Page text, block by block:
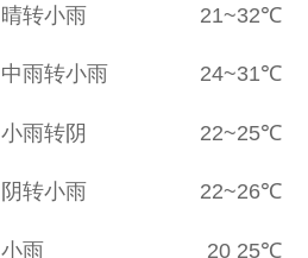
晴转小雨 21~32℃
中雨转小雨 24~31℃
小雨转阴 22~25℃
阴转小雨 22~26℃
小雨 20 25℃